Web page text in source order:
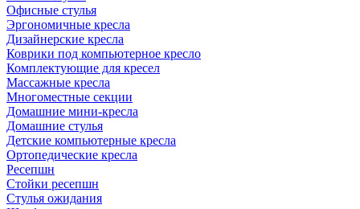
Офисные стулья
Эргономичные кресла
Дизайнерские кресла
Коврики под компьютерное кресло
Комплектующие для кресел
Массажные кресла
Многоместные секции
Домашние мини-кресла
Домашние стулья
Детские компьютерные кресла
Ортопедические кресла
Ресепшн
Стойки ресепшн
Стулья ожидания